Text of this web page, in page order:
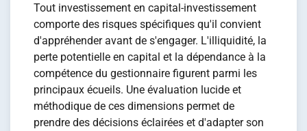
Tout investissement en capital-investissement
comporte des risques spécifiques qu'il convient
d'appréhender avant de s'engager. L'illiquidité, la
perte potentielle en capital et la dépendance à la
compétence du gestionnaire figurent parmi les
principaux écueils. Une évaluation lucide et
méthodique de ces dimensions permet de
prendre des décisions éclairées et d'adapter son